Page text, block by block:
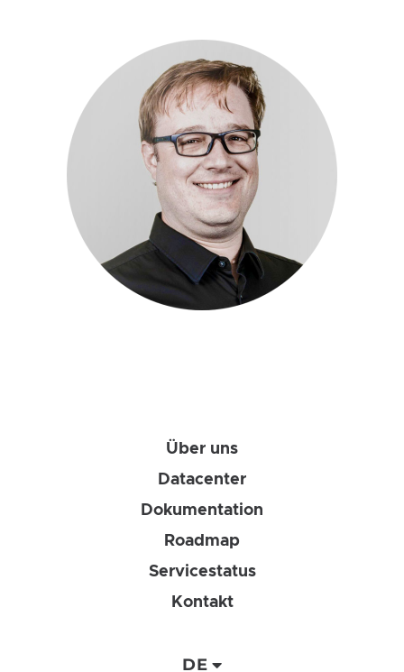
Über uns
Datacenter
Dokumentation
Roadmap
Servicestatus
Kontakt
DE